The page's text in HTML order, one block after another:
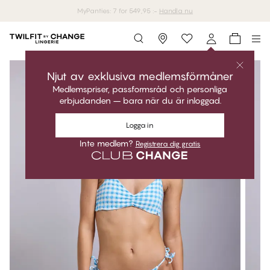
MyPanties: 7 for 549,95 :- Handla nu
Storefinder
Njut av exklusiva medlemsförmåner
Medlemspriser, passformsråd och personliga
erbjudanden – bara när du är inloggad.
Logga in
Inte medlem? Registrera dig gratis